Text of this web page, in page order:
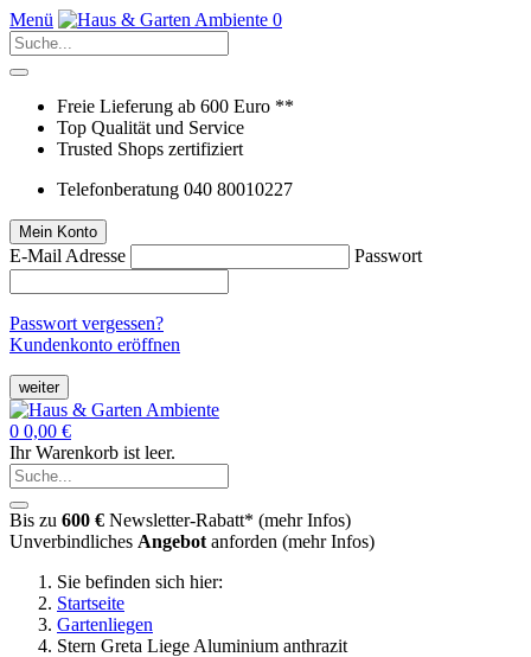
Menü 0
Freie Lieferung ab 600 Euro **
Top Qualität und Service
Trusted Shops zertifiziert
Telefonberatung 040 80010227
Mein Konto
E-Mail Adresse Passwort
Passwort vergessen?
Kundenkonto eröffnen
weiter
0 0,00 €
Ihr Warenkorb ist leer.
Bis zu 600 € Newsletter-Rabatt* (mehr Infos)
Unverbindliches Angebot anforden (mehr Infos)
Sie befinden sich hier:
Startseite
Gartenliegen
Stern Greta Liege Aluminium anthrazit